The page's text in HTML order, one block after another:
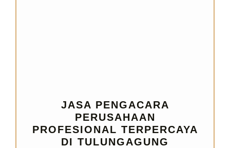
JASA PENGACARA
PERUSAHAAN
PROFESIONAL TERPERCAYA
DI TULUNGAGUNG